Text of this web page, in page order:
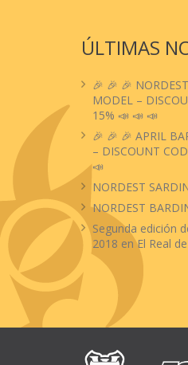
ÚLTIMAS
🎉 🎉 🎉
MODEL –
15% 📣 📣 📣
🎉 🎉 🎉 APRIL
– DISCOUNT
📣
NORDEST
NORDEST
Segunda edición
2018 en El Real